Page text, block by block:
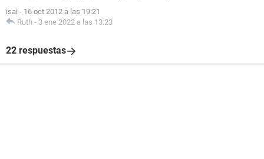
isai - 16 oct 2012 a las 19:21
Ruth - 3 ene 2022 a las 13:23
22 respuestas